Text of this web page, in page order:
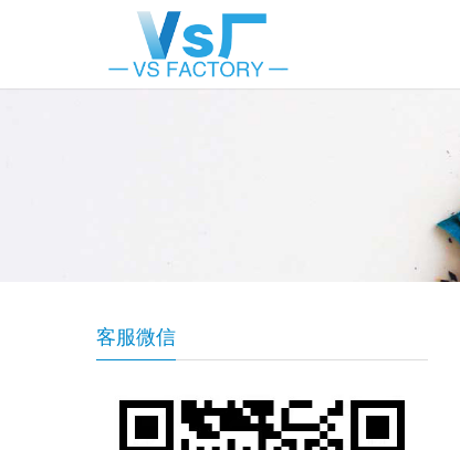
客服微信